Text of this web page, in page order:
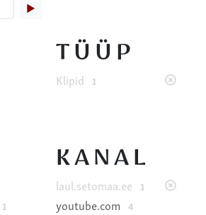
▶
TÜÜP
Klipid 1
1
KANAL
laul.setomaa.ee 1
youtube.com 4